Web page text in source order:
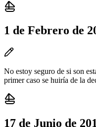
1 de Febrero de
No estoy seguro de si son
primer caso se huiría de la
17 de Junio de